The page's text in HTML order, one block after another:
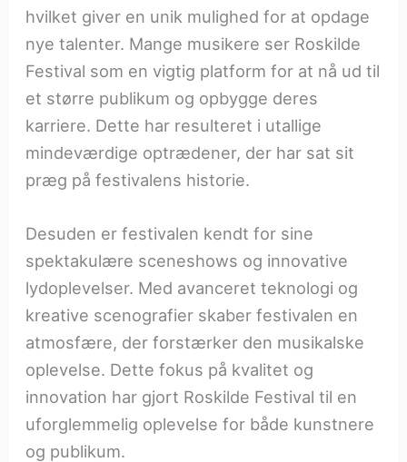
hvilket giver en unik mulighed for at opdage
nye talenter. Mange musikere ser Roskilde
Festival som en vigtig platform for at nå ud til
et større publikum og opbygge deres
karriere. Dette har resulteret i utallige
mindeværdige optrædener, der har sat sit
præg på festivalens historie.
Desuden er festivalen kendt for sine
spektakulære sceneshows og innovative
lydoplevelser. Med avanceret teknologi og
kreative scenografier skaber festivalen en
atmosfære, der forstærker den musikalske
oplevelse. Dette fokus på kvalitet og
innovation har gjort Roskilde Festival til en
uforglemmelig oplevelse for både kunstnere
og publikum.